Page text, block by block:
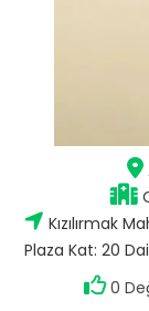
Kızılırmak
Plaza Kat: 20
0